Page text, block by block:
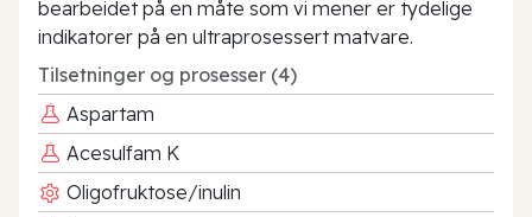
bearbeidet på en måte som vi mener er tydelige
indikatorer på en ultraprosessert matvare.
Tilsetninger og prosesser (4)
Aspartam
Acesulfam K
Oligofruktose/inulin